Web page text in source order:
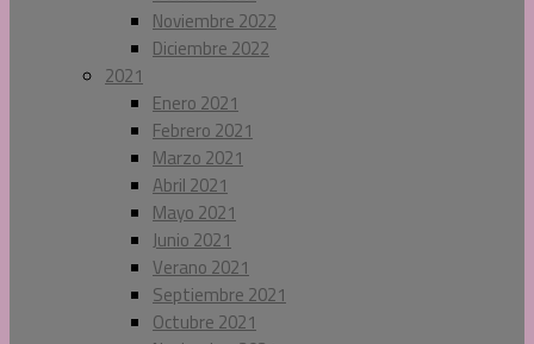
Noviembre 2022
Diciembre 2022
2021
Enero 2021
Febrero 2021
Marzo 2021
Abril 2021
Mayo 2021
Junio 2021
Verano 2021
Septiembre 2021
Octubre 2021